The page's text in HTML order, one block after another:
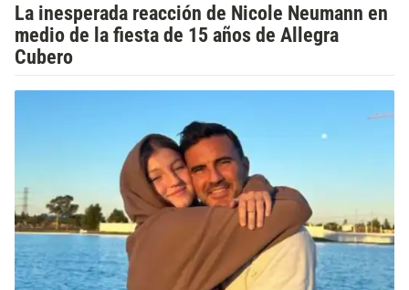
La inesperada reacción de Nicole Neumann en
medio de la fiesta de 15 años de Allegra
Cubero